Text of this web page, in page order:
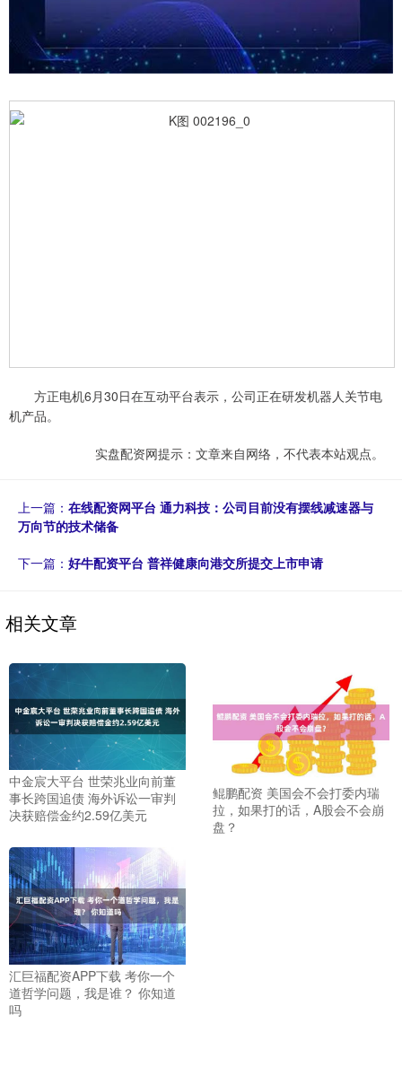
方正电机6月30日在互动平台表示，公司正在研发机器人关节电
机产品。
实盘配资网提示：文章来自网络，不代表本站观点。
上一篇： 在线配资网平台 通力科技：公司目前没有摆线减速器与
万向节的技术储备
下一篇： 好牛配资平台 普祥健康向港交所提交上市申请
相关文章
中金宸大平台 世荣兆业向前董
事长跨国追债 海外诉讼一审判
决获赔偿金约2.59亿美元
鲲鹏配资 美国会不会打委内瑞
拉，如果打的话，A股会不会崩
盘？
汇巨福配资APP下载 考你一个
道哲学问题，我是谁？ 你知道
吗